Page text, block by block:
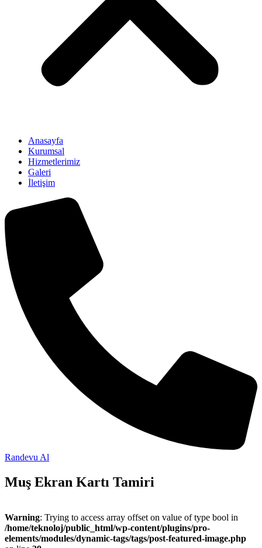
Anasayfa
Kurumsal
Hizmetlerimiz
Galeri
İletişim
Randevu Al
Muş Ekran Kartı Tamiri
Warning: Trying to access array offset on value of type bool in
/home/teknoloj/public_html/wp-content/plugins/pro-
elements/modules/dynamic-tags/tags/post-featured-image.php